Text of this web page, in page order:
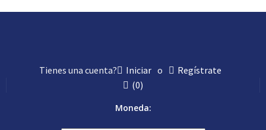
Tienes una cuenta? Iniciar o
Regístrate
(0)
Moneda: